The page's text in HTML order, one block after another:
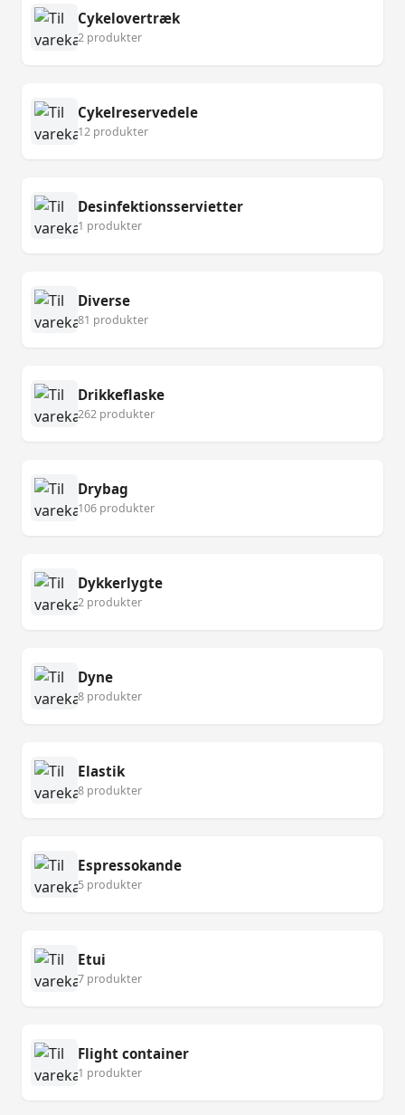
Cykelovertræk
2 produkter
Cykelreservedele
12 produkter
Desinfektionsservietter
1 produkter
Diverse
81 produkter
Drikkeflaske
262 produkter
Drybag
106 produkter
Dykkerlygte
2 produkter
Dyne
8 produkter
Elastik
8 produkter
Espressokande
5 produkter
Etui
7 produkter
Flight container
1 produkter